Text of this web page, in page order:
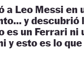
a Leo Messi en
y descubrió
es un Ferrari ni
y esto es lo